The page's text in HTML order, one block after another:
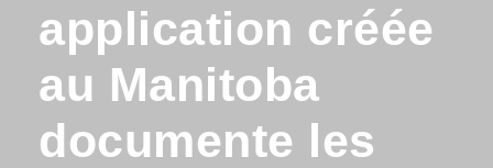
application créée
au Manitoba
documente les